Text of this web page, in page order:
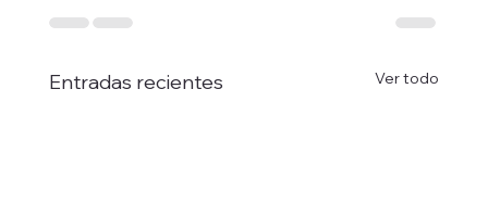
Entradas recientes Ver todo